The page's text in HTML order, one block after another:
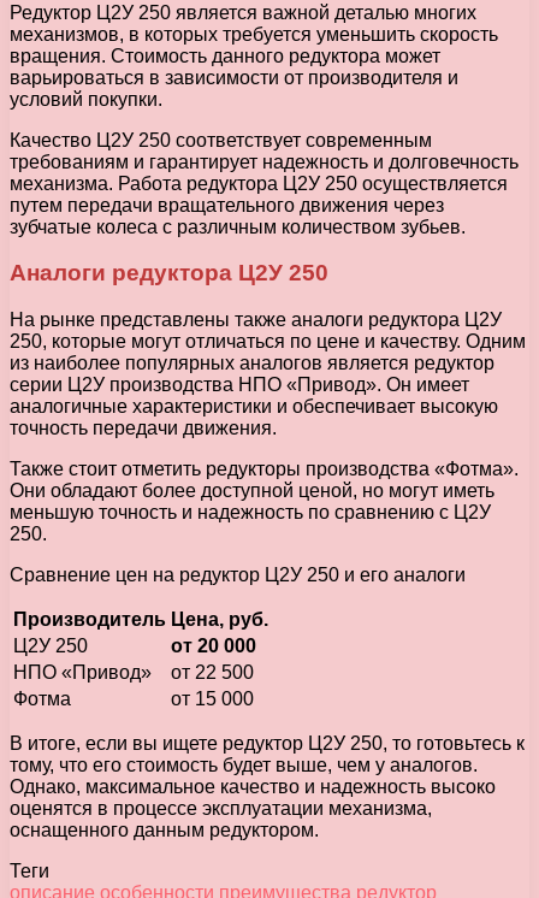
Редуктор Ц2У 250 является важной деталью многих
механизмов, в которых требуется уменьшить скорость
вращения. Стоимость данного редуктора может
варьироваться в зависимости от производителя и
условий покупки.
Качество Ц2У 250 соответствует современным
требованиям и гарантирует надежность и долговечность
механизма. Работа редуктора Ц2У 250 осуществляется
путем передачи вращательного движения через
зубчатые колеса с различным количеством зубьев.
Аналоги редуктора Ц2У 250
На рынке представлены также аналоги редуктора Ц2У
250, которые могут отличаться по цене и качеству. Одним
из наиболее популярных аналогов является редуктор
серии Ц2У производства НПО «Привод». Он имеет
аналогичные характеристики и обеспечивает высокую
точность передачи движения.
Также стоит отметить редукторы производства «Фотма».
Они обладают более доступной ценой, но могут иметь
меньшую точность и надежность по сравнению с Ц2У
250.
Сравнение цен на редуктор Ц2У 250 и его аналоги
Производитель Цена, руб.
Ц2У 250
от 20 000
НПО «Привод»
от 22 500
Фотма
от 15 000
В итоге, если вы ищете редуктор Ц2У 250, то готовьтесь к
тому, что его стоимость будет выше, чем у аналогов.
Однако, максимальное качество и надежность высоко
оценятся в процессе эксплуатации механизма,
оснащенного данным редуктором.
Теги
описание особенности преимущества редуктор